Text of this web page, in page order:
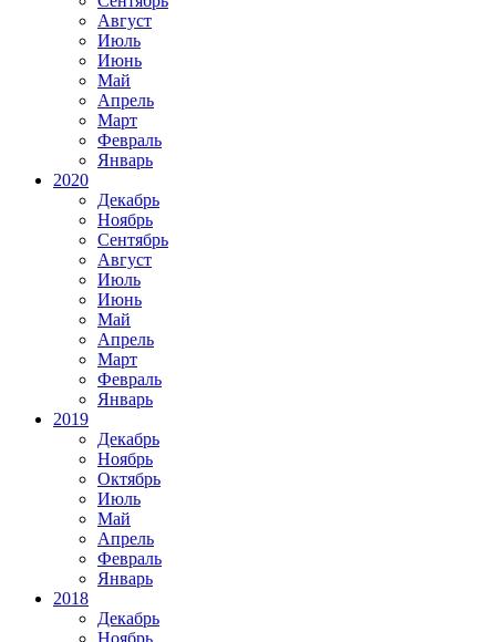
Август
Июль
Июнь
Май
Апрель
Март
Февраль
Январь
2020
Декабрь
Ноябрь
Сентябрь
Август
Июль
Июнь
Май
Апрель
Март
Февраль
Январь
2019
Декабрь
Ноябрь
Октябрь
Июль
Май
Апрель
Февраль
Январь
2018
Декабрь
Ноябрь